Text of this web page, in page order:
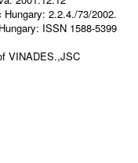
2.2.4./73/2002.
ISSN 1588-5399
VINADES.,JSC